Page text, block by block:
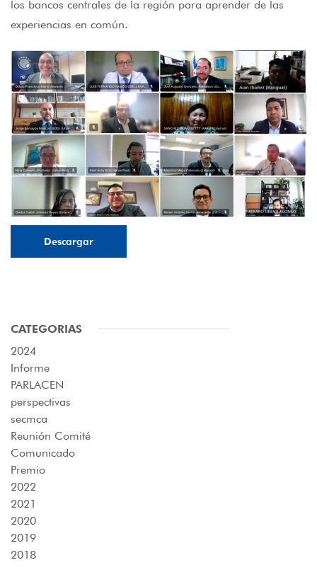
los bancos centrales de la región para aprender de las
experiencias en común.
Descargar
CATEGORIAS
2024
Informe
PARLACEN
perspectivas
secmca
Reunión Comité
Comunicado
Premio
2022
2021
2020
2019
2018